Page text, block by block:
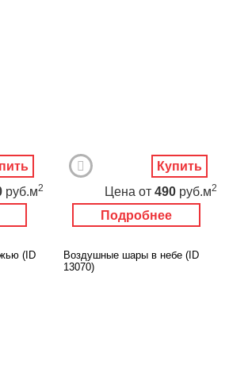
руб.м2
Подробнее
Цена от 490 руб.м2
Купить
(ID
Воздушные шары в небе (ID
13070)